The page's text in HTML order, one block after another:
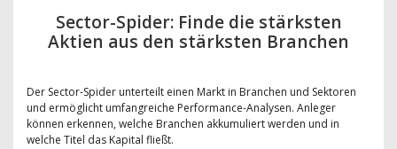
Sector-Spider: Finde die stärksten
Aktien aus den stärksten Branchen
Der Sector-Spider unterteilt einen Markt in Branchen und Sektoren
und ermöglicht umfangreiche Performance-Analysen. Anleger
können erkennen, welche Branchen akkumuliert werden und in
welche Titel das Kapital fließt.